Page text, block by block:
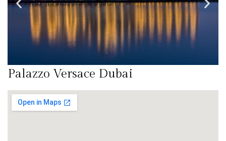
Palazzo Versace Dubai